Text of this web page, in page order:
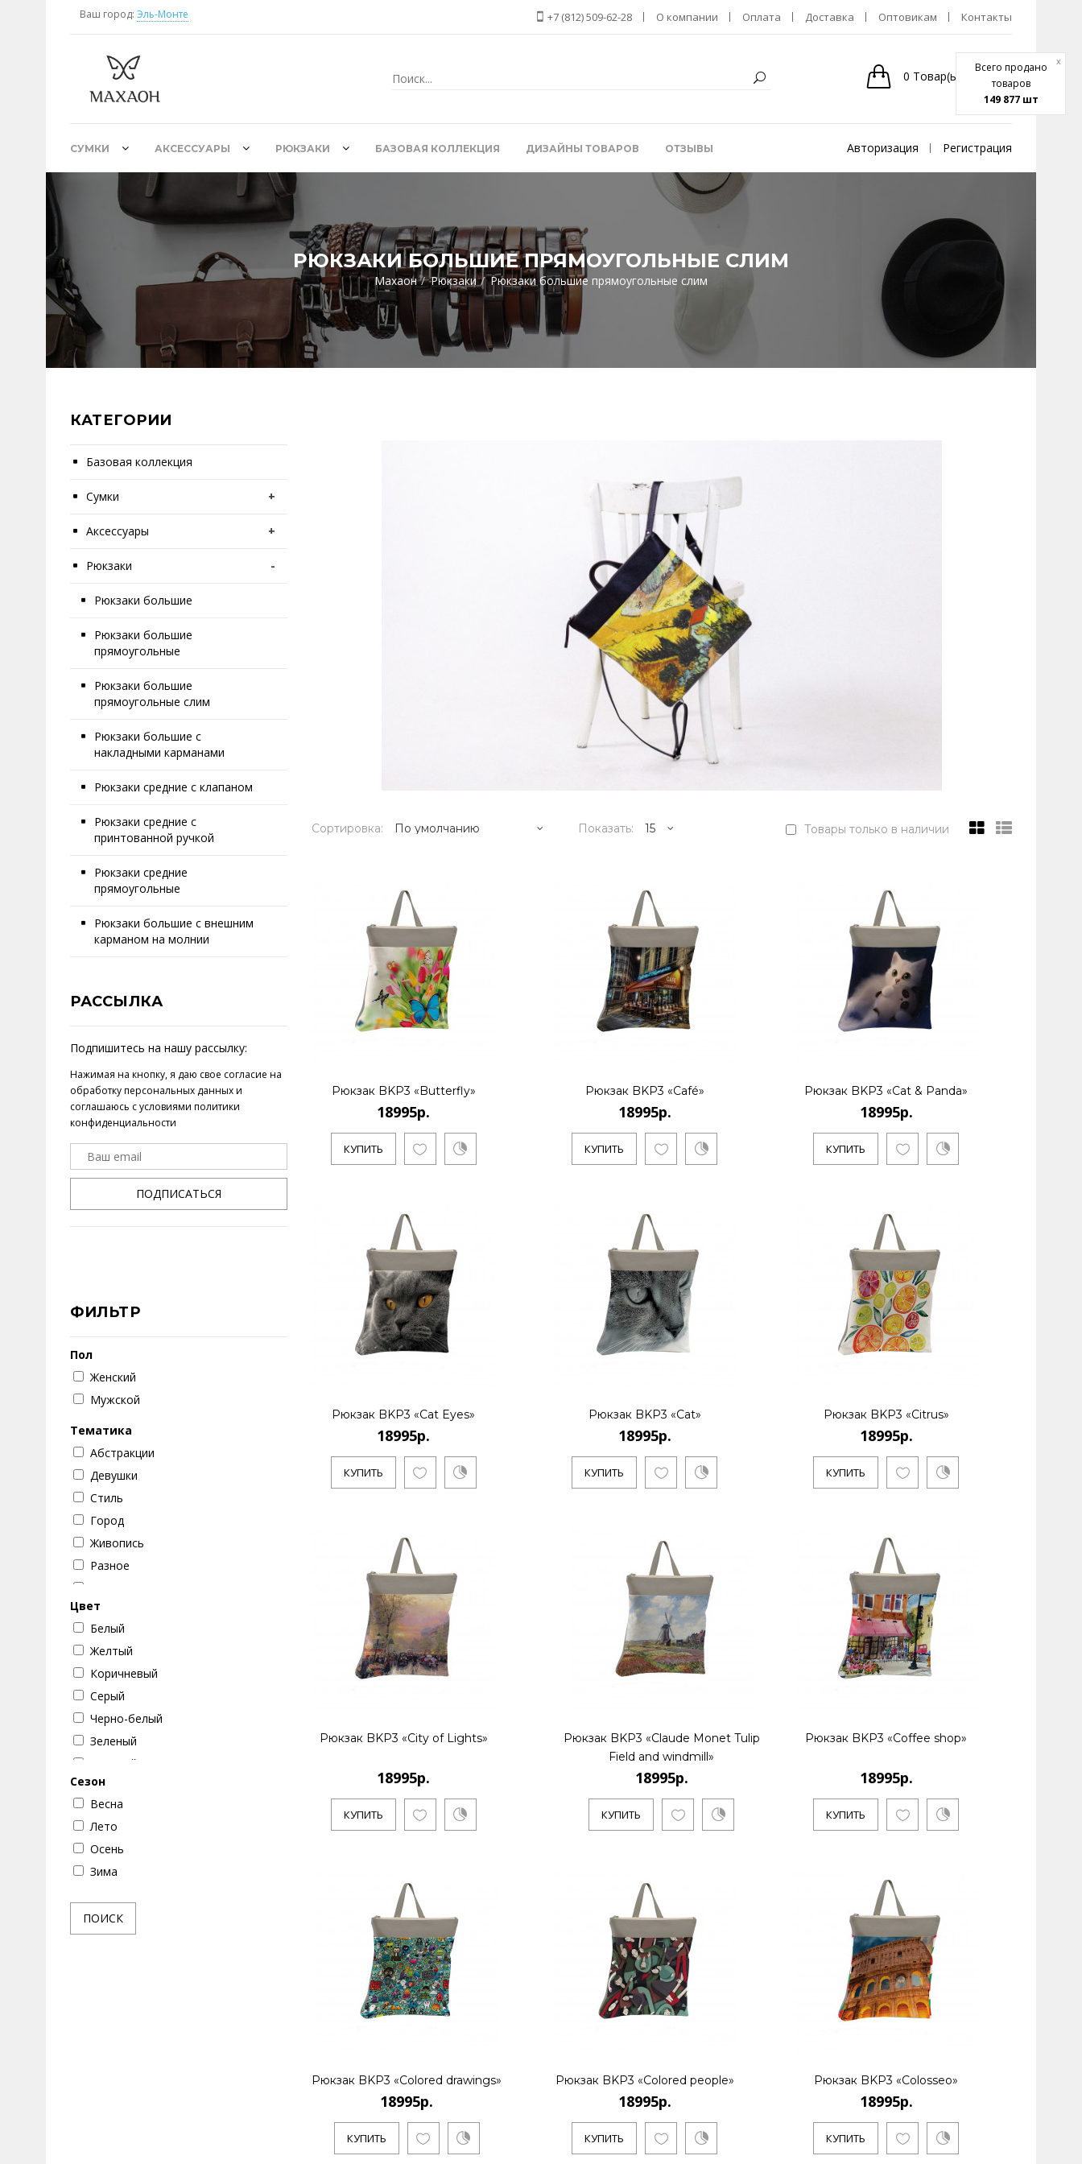
Всего продано
товаров
149 877 шт
x
Ваш город: Эль-Монте +7 (812) 509-62-28 О компании Оплата Доставка Оптовикам Контакты
0 Товар(ы) 0р.
СУМКИ АКСЕССУАРЫ РЮКЗАКИ БАЗОВАЯ КОЛЛЕКЦИЯ ДИЗАЙНЫ ТОВАРОВ ОТЗЫВЫ Авторизация Регистрация
РЮКЗАКИ БОЛЬШИЕ ПРЯМОУГОЛЬНЫЕ СЛИМ
Махаон Рюкзаки Рюкзаки большие прямоугольные слим
КАТЕГОРИИ
Базовая коллекция
Сумки +
Аксессуары +
Рюкзаки -
Рюкзаки большие
Рюкзаки большие
прямоугольные
Рюкзаки большие
прямоугольные слим
Рюкзаки большие с
накладными карманами
Рюкзаки средние с клапаном
Рюкзаки средние с
принтованной ручкой
Рюкзаки средние
прямоугольные
Рюкзаки большие с внешним
карманом на молнии
РАССЫЛКА
Подпишитесь на нашу рассылку:
Нажимая на кнопку, я даю свое согласие на
обработку персональных данныхи
соглашаюсь с условиями политики
конфиденциальности
ПОДПИСАТЬСЯ
ФИЛЬТР
Пол
Женский
Мужской
Тематика
Абстракции
Девушки
Стиль
Город
Живопись
Разное
Цветок
Путешествие
Бабочки
Животные
Кошки
Машины
Текстуры
Собаки
Цвет
Белый
Желтый
Коричневый
Серый
Черно-белый
Зеленый
Красный
Голубой
Синий
Розовый
Оранжевый
Фиолетовый
Бежевый
Бордовый
Сезон
Весна
Лето
Осень
Зима
ПОИСК
Товары только в наличии
Сортировка: Показать:
КУПИТЬ
КУПИТЬ
Рюкзак BKP3 «Butterfly»
18995р.
КУПИТЬ
Рюкзак BKP3 «Café»
18995р.
КУПИТЬ
Рюкзак BKP3 «Cat & Panda»
18995р.
КУПИТЬ
Рюкзак BKP3 «Cat Eyes»
18995р.
КУПИТЬ
Рюкзак BKP3 «Cat»
18995р.
КУПИТЬ
Рюкзак BKP3 «Citrus»
18995р.
КУПИТЬ
Рюкзак BKP3 «City of Lights»
18995р.
КУПИТЬ
Рюкзак BKP3 «Claude Monet Tulip
Field and windmill»
18995р.
КУПИТЬ
Рюкзак BKP3 «Coffee shop»
18995р.
КУПИТЬ
Рюкзак BKP3 «Colored drawings»
18995р.
КУПИТЬ
Рюкзак BKP3 «Colored people»
18995р.
КУПИТЬ
Рюкзак BKP3 «Colosseo»
18995р.
КУПИТЬ